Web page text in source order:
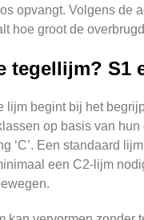
opvangt. Volgens de
hoe groot de
tegellijm? S1
lijm begint bij het
op basis van
‘C’. Een standaard
een C2-lijm